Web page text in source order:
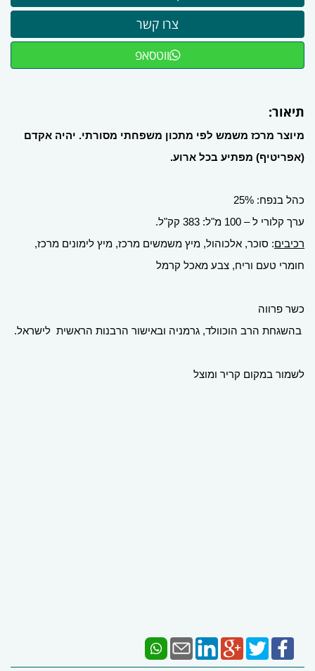
ווטסאפ
תיאור:
מיוצר מרכז משמש לפי מתכון משפחתי מסורתי. יהיה אקדם
(אפריטיף) מפתיע בכל ארוע.
כהל בנפח: 25%
ערך קלורי ל – 100 מ"ל: 383 קק"ל.
רכיבים: סוכר, אלכוהול, מיץ משמשים מרכז, מיץ לימונים מרכז,
חומרי טעם וריח, צבע מאכל קרמל
כשר פרווה
בהשגחת הרב הוכוולד, גרמניה ובאישור הרבנות הראשית לישראל.
לשמור במקום קריר ומוצל